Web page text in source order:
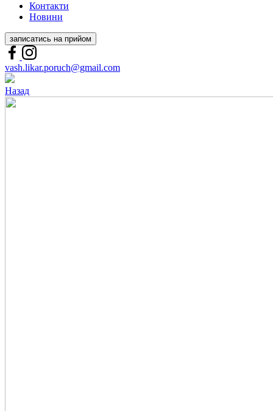
Контакти
Новини
записатись на прийом
vash.likar.poruch@gmail.com
Назад